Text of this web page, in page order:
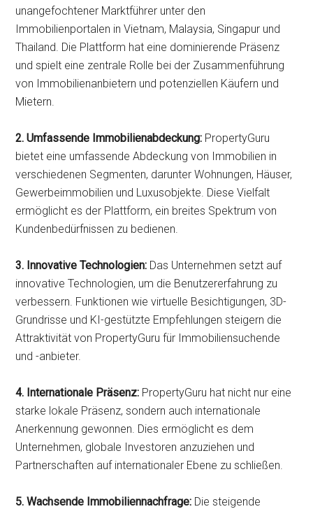
unangefochtener Marktführer unter den
Immobilienportalen in Vietnam, Malaysia, Singapur und
Thailand. Die Plattform hat eine dominierende Präsenz
und spielt eine zentrale Rolle bei der Zusammenführung
von Immobilienanbietern und potenziellen Käufern und
Mietern.
2. Umfassende Immobilienabdeckung: PropertyGuru
bietet eine umfassende Abdeckung von Immobilien in
verschiedenen Segmenten, darunter Wohnungen, Häuser,
Gewerbeimmobilien und Luxusobjekte. Diese Vielfalt
ermöglicht es der Plattform, ein breites Spektrum von
Kundenbedürfnissen zu bedienen.
3. Innovative Technologien: Das Unternehmen setzt auf
innovative Technologien, um die Benutzererfahrung zu
verbessern. Funktionen wie virtuelle Besichtigungen, 3D-
Grundrisse und KI-gestützte Empfehlungen steigern die
Attraktivität von PropertyGuru für Immobiliensuchende
und -anbieter.
4. Internationale Präsenz: PropertyGuru hat nicht nur eine
starke lokale Präsenz, sondern auch internationale
Anerkennung gewonnen. Dies ermöglicht es dem
Unternehmen, globale Investoren anzuziehen und
Partnerschaften auf internationaler Ebene zu schließen.
5. Wachsende Immobiliennachfrage: Die steigende